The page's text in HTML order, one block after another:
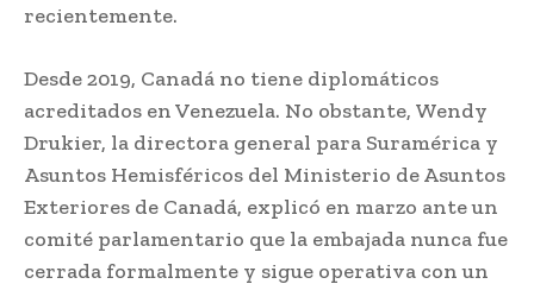
recientemente.
Desde 2019, Canadá no tiene diplomáticos
acreditados en Venezuela. No obstante, Wendy
Drukier, la directora general para Suramérica y
Asuntos Hemisféricos del Ministerio de Asuntos
Exteriores de Canadá, explicó en marzo ante un
comité parlamentario que la embajada nunca fue
cerrada formalmente y sigue operativa con un